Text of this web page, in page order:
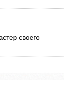
своего